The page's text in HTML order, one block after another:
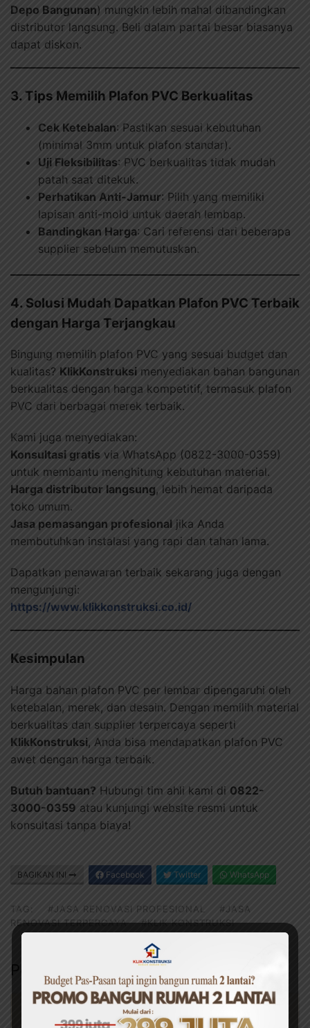
Depo Bangunan) mungkin lebih mahal dibandingkan
distributor langsung. Beli dalam partai besar biasanya
dapat diskon.
3. Tips Memilih Plafon PVC Berkualitas
Cek Ketebalan: Pastikan sesuai kebutuhan
(minimal 3mm untuk plafon standar).
Uji Fleksibilitas: PVC berkualitas tidak mudah
patah saat ditekuk.
Perhatikan Anti-Jamur: Pilih yang memiliki
lapisan anti-mold untuk daerah lembap.
Bandingkan Harga: Cari referensi dari beberapa
supplier sebelum memutuskan.
4. Solusi Mudah Dapatkan Plafon PVC Terbaik
dengan Harga Terjangkau
Bingung memilih plafon PVC yang sesuai budget dan
kualitas? KlikKonstruksi menyediakan bahan bangunan
berkualitas dengan harga kompetitif, termasuk plafon
PVC dari berbagai merek terbaik.
Kami juga menyediakan:
Konsultasi gratis via WhatsApp (0822-3000-0359)
untuk membantu menghitung kebutuhan material.
Harga distributor langsung, lebih hemat daripada
toko umum.
Jasa pemasangan profesional jika Anda
membutuhkan instalasi yang rapi dan tahan lama.
Dapatkan penawaran terbaik sekarang juga dengan
mengunjungi:
https://www.klikkonstruksi.co.id/
Kesimpulan
Harga bahan plafon PVC per lembar dipengaruhi oleh
ketebalan, merek, dan desain. Dengan memilih material
berkualitas dan supplier terpercaya seperti
KlikKonstruksi, Anda bisa mendapatkan plafon PVC
awet dengan harga terbaik.
Butuh bantuan? Hubungi tim ahli kami di 0822-
3000-0359 atau kunjungi website resmi untuk
konsultasi tanpa biaya!
BAGIKAN INI Facebook Twitter WhatsApp
TAG: #JASA RENOVASI PROFESIONAL
#JASA
RENOVASI TERPERCAYA
#KLIK KONSTRUKSI
Pos Terkait